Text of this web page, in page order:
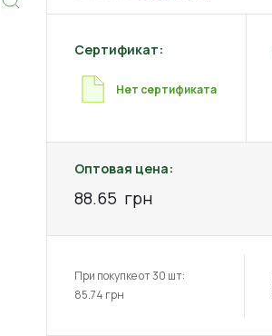
Сертификат:
Нет сертификата
Оптовая цена:
88.65 грн
При покупке от 30 шт:
85.74 грн